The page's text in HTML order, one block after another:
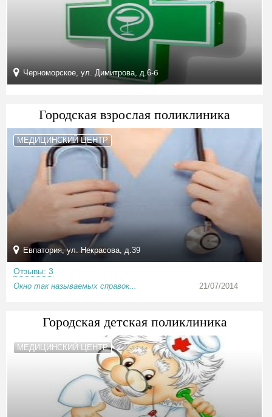
Черноморское, ул. Димитрова, д.6-б
Городская взрослая поликлиника
МЕДИЦИНСКИЙ ЦЕНТР
Евпатория, ул. Некрасова, д.39
Отзывы: 3
Окно так называемых справок... 21/07/2014
Городская детская поликлиника
МЕДИЦИНСКИЙ ЦЕНТР